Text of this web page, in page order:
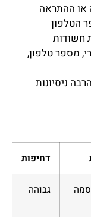
או ההתראה
הטלפון
חשודות
מספר טלפון,
ניסיונות
דחיפות
גבוהה